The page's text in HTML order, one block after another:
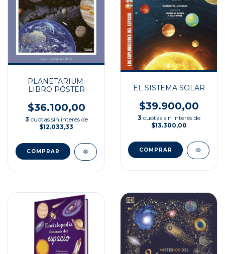
PLANETARIUM:
LIBRO PÓSTER
$36.100,00
3 cuotas sin interés de
$12.033,33
EL SISTEMA SOLAR
$39.900,00
3 cuotas sin interés de
$13.300,00